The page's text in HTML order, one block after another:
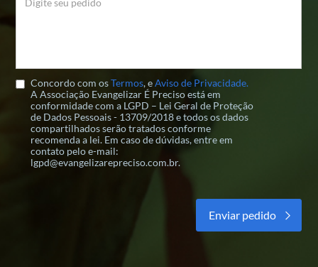
Concordo com osTermos, eAviso de Privacidade.
A Associação Evangelizar É Preciso está em
conformidade com a LGPD – Lei Geral de Proteção
de Dados Pessoais - 13709/2018 e todos os dados
compartilhados serão tratados conforme
recomenda a lei. Em caso de dúvidas, entre em
contato pelo e-mail:
lgpd@evangelizarepreciso.com.br.